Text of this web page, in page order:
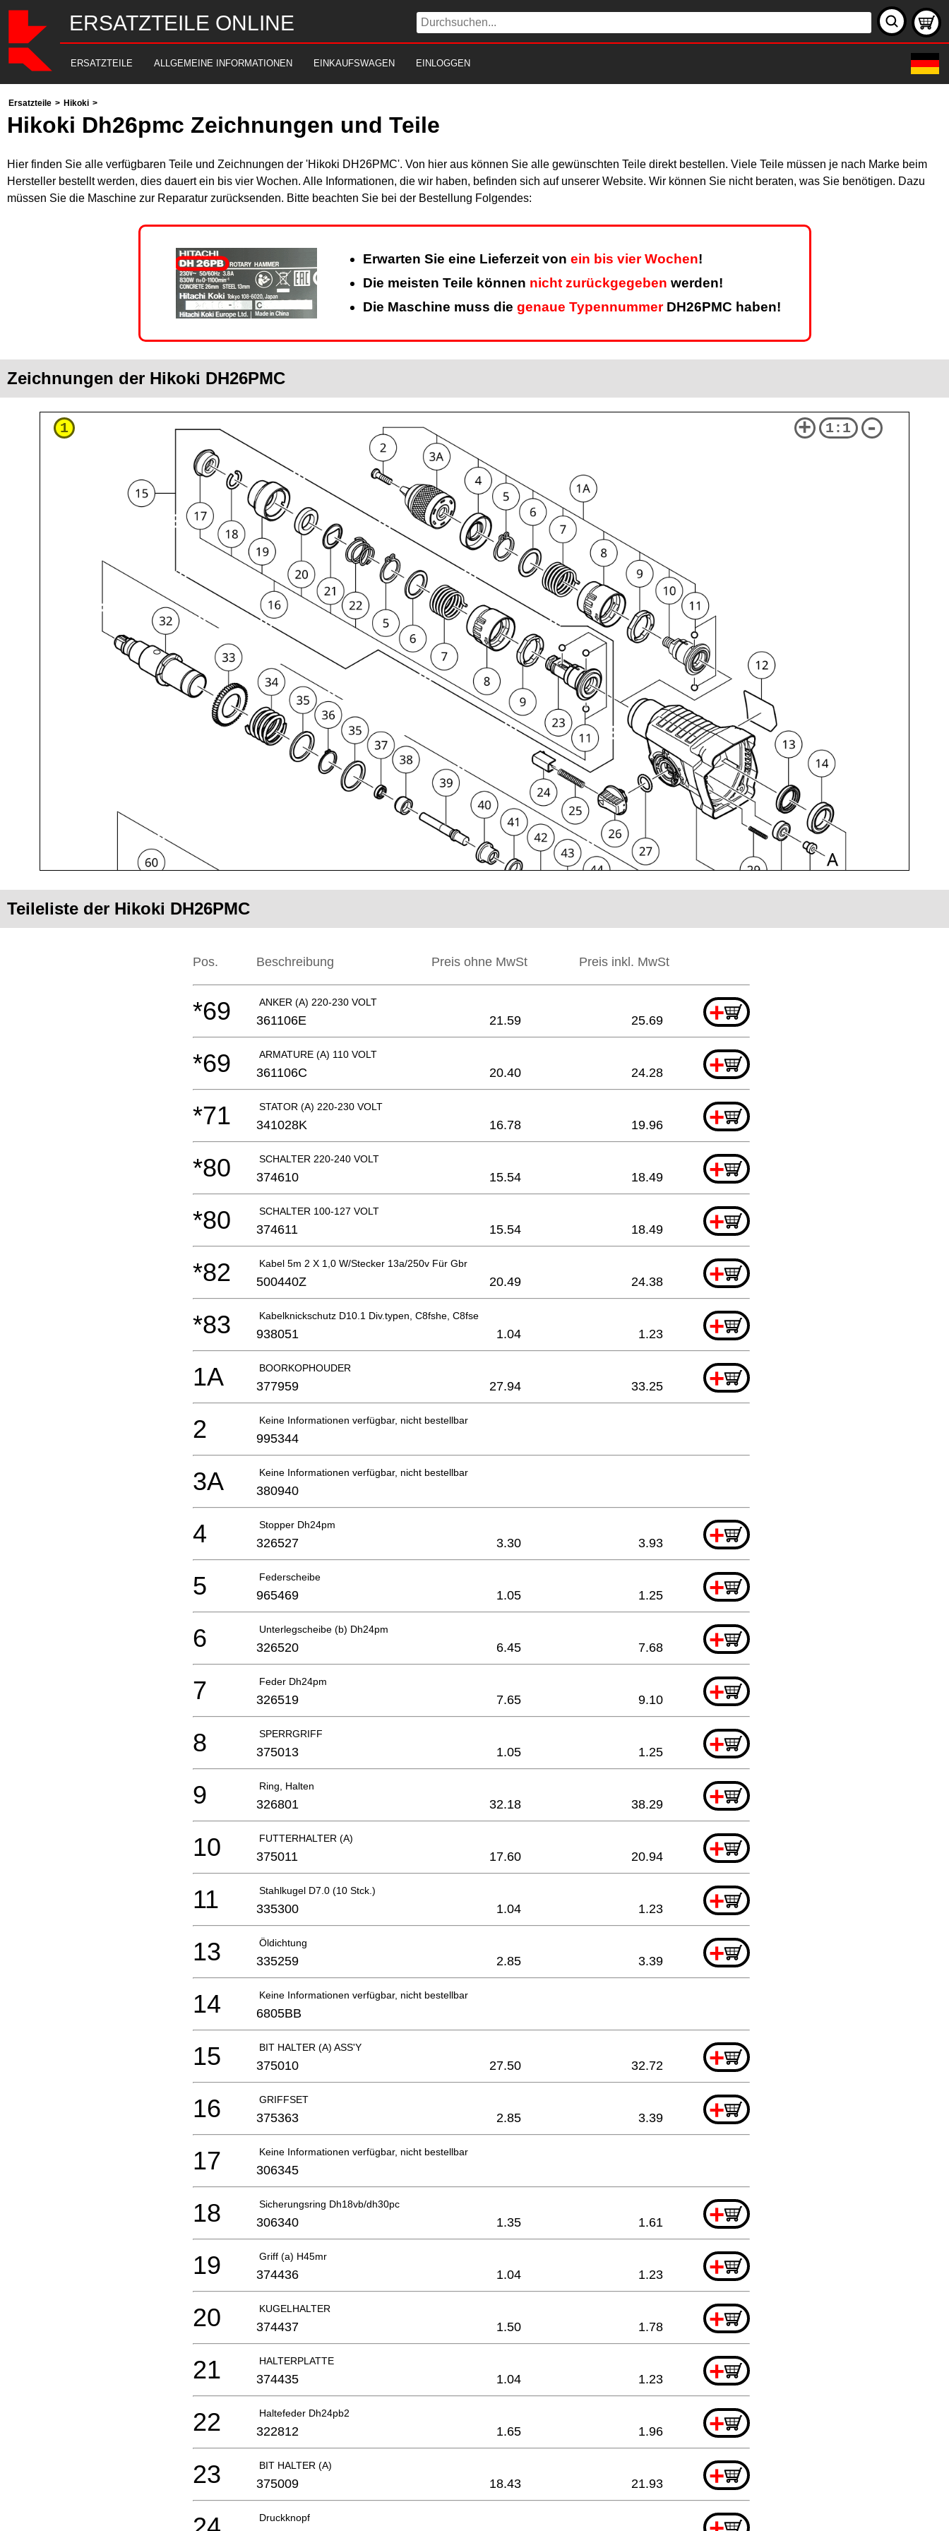
ERSATZTEILE ONLINE
ERSATZTEILE ALLGEMEINE INFORMATIONEN EINKAUFSWAGEN EINLOGGEN
Ersatzteile > Hikoki >
Hikoki Dh26pmc Zeichnungen und Teile
Hier finden Sie alle verfügbaren Teile und Zeichnungen der 'Hikoki DH26PMC'. Von hier aus können Sie alle gewünschten Teile direkt bestellen. Viele Teile müssen je nach Marke beim
Hersteller bestellt werden, dies dauert ein bis vier Wochen. Alle Informationen, die wir haben, befinden sich auf unserer Website. Wir können Sie nicht beraten, was Sie benötigen. Dazu
müssen Sie die Maschine zur Reparatur zurücksenden. Bitte beachten Sie bei der Bestellung Folgendes:
Erwarten Sie eine Lieferzeit von ein bis vier Wochen!
Die meisten Teile können nicht zurückgegeben werden!
Die Maschine muss die genaue TypennummerDH26PMC haben!
Zeichnungen der Hikoki DH26PMC
1 + 1:1 -
Teileliste der Hikoki DH26PMC
Pos. Beschreibung Preis ohne MwSt Preis inkl. MwSt
ANKER (A) 220-230 VOLT +
*69 361106E 21.59 25.69
ARMATURE (A) 110 VOLT +
*69 361106C 20.40 24.28
STATOR (A) 220-230 VOLT +
*71 341028K 16.78 19.96
SCHALTER 220-240 VOLT +
*80 374610 15.54 18.49
SCHALTER 100-127 VOLT +
*80 374611 15.54 18.49
Kabel 5m 2 X 1,0 W/Stecker 13a/250v Für Gbr +
*82 500440Z 20.49 24.38
Kabelknickschutz D10.1 Div.typen, C8fshe, C8fse +
*83 938051 1.04 1.23
BOORKOPHOUDER +
1A 377959 27.94 33.25
Keine Informationen verfügbar, nicht bestellbar
2 995344
Keine Informationen verfügbar, nicht bestellbar
3A 380940
Stopper Dh24pm +
4 326527 3.30 3.93
Federscheibe +
5 965469 1.05 1.25
Unterlegscheibe (b) Dh24pm +
6 326520 6.45 7.68
Feder Dh24pm +
7 326519 7.65 9.10
SPERRGRIFF +
8 375013 1.05 1.25
Ring, Halten +
9 326801 32.18 38.29
FUTTERHALTER (A) +
10 375011 17.60 20.94
Stahlkugel D7.0 (10 Stck.) +
11 335300 1.04 1.23
Öldichtung +
13 335259 2.85 3.39
Keine Informationen verfügbar, nicht bestellbar
14 6805BB
BIT HALTER (A) ASS'Y +
15 375010 27.50 32.72
GRIFFSET +
16 375363 2.85 3.39
Keine Informationen verfügbar, nicht bestellbar
17 306345
Sicherungsring Dh18vb/dh30pc +
18 306340 1.35 1.61
Griff (a) H45mr +
19 374436 1.04 1.23
KUGELHALTER +
20 374437 1.50 1.78
HALTERPLATTE +
21 374435 1.04 1.23
Haltefeder Dh24pb2 +
22 322812 1.65 1.96
BIT HALTER (A) +
23 375009 18.43 21.93
Druckknopf